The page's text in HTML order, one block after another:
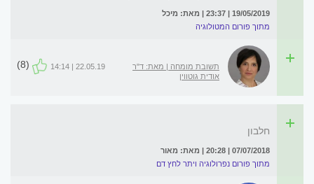
19/05/2019 | 23:37 | מאת: מיכל
מתוך פורום המטולוגיה
תשובת מומחה | מאת: ד"ר
אודית גוטווין
22.05.19 | 14:14
(8)
חלבון
07/07/2018 | 20:28 | מאת: מאור
מתוך פורום נפרולוגיה ויתר לחץ דם